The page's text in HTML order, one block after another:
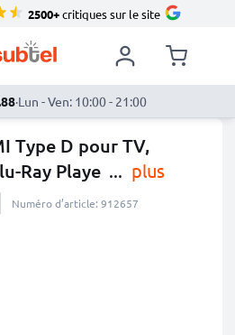
2500+critiques sur le site
·Lun - Ven: 10:00 - 21:00
Type D pour TV,
Ray Playe ... plus
Numéro d’article: 912657